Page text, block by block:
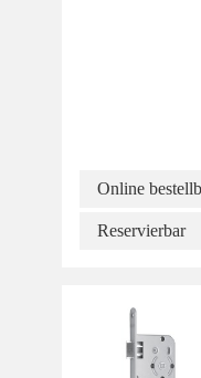
Online
Reservierbar